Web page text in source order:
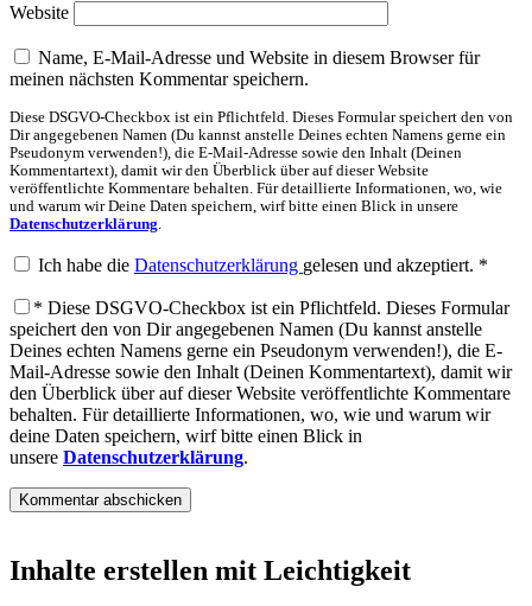
Website
Name, E-Mail-Adresse und Website in diesem Browser für
meinen nächsten Kommentar speichern.
Diese DSGVO-Checkbox ist ein Pflichtfeld. Dieses Formular speichert den von
Dir angegebenen Namen (Du kannst anstelle Deines echten Namens gerne ein
Pseudonym verwenden!), die E-Mail-Adresse sowie den Inhalt (Deinen
Kommentartext), damit wir den Überblick über auf dieser Website
veröffentlichte Kommentare behalten. Für detaillierte Informationen, wo, wie
und warum wir Deine Daten speichern, wirf bitte einen Blick in unsere
Datenschutzerklärung
Ich habe die Datenschutzerklärung gelesen und akzeptiert. *
* Diese DSGVO-Checkbox ist ein Pflichtfeld. Dieses Formular
speichert den von Dir angegebenen Namen (Du kannst anstelle
Deines echten Namens gerne ein Pseudonym verwenden!), die E-
Mail-Adresse sowie den Inhalt (Deinen Kommentartext), damit wir
den Überblick über auf dieser Website veröffentlichte Kommentare
behalten. Für detaillierte Informationen, wo, wie und warum wir
deine Daten speichern, wirf bitte einen Blick in
unsere Datenschutzerklärung.
Inhalte erstellen mit Leichtigkeit